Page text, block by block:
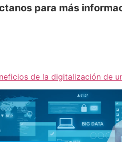
para más
de la digitalización de